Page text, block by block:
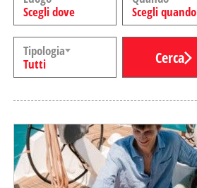
Scegli dove
Scegli quando
Tipologia
Tutti
Cerca